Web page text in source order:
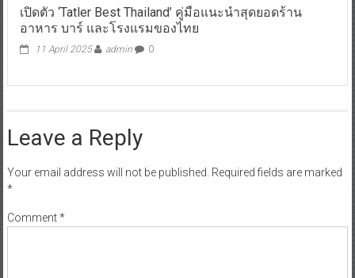
เปิดตัว ‘Tatler Best Thailand’ คู่มือแนะนำสุดยอดร้าน
อาหาร บาร์ และโรงแรมของไทย
11 April 2025 admin 0
Leave a Reply
Your email address will not be published. Required fields are marked
*
Comment*